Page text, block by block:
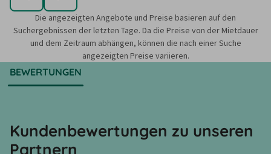
Die angezeigten Angebote und Preise basieren auf den
Suchergebnissen der letzten Tage. Da die Preise von der Mietdauer
und dem Zeitraum abhängen, können die nach einer Suche
angezeigten Preise variieren.
BEWERTUNGEN
Kundenbewertungen zu unseren
Partnern